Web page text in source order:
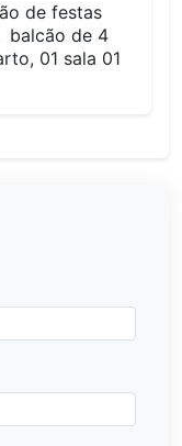
de festas
balcão de 4
01 sala 01